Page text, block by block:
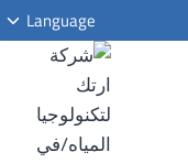
Language